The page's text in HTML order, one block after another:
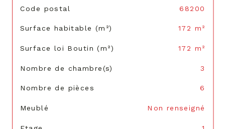
TRAD_SIROCCO_Caracteristique
Code postal 68200
Surface habitable (m²) 172 m²
Surface loi Boutin (m²) 172 m²
Nombre de chambre(s) 3
Nombre de pièces 6
Meublé Non renseigné